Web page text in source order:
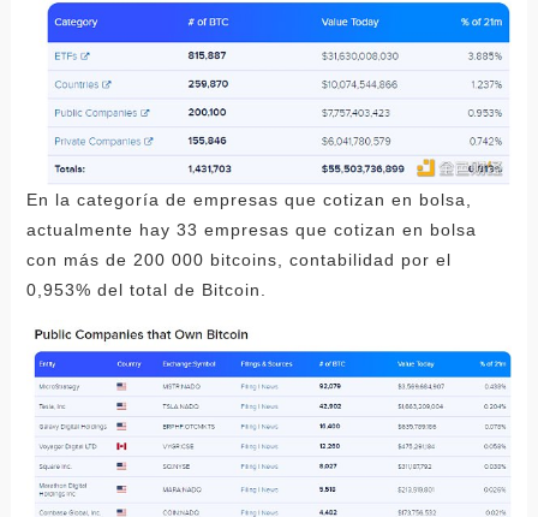
En la categoría de empresas que cotizan en bolsa,
actualmente hay 33 empresas que cotizan en bolsa
con más de 200 000 bitcoins, contabilidad por el
0,953% del total de Bitcoin.